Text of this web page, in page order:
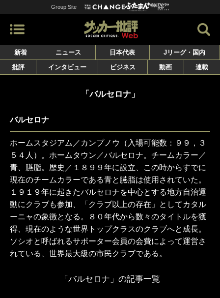
Group Site
新着 ニュース 日本代表
Jリーグ・国内
批評
インタビュー ビジネス 動画 連載
「バルセロナ」
バルセロナ
ホームスタジアム／カンプノウ（入場可能数：９９，３
５４人）。ホームタウン／バルセロナ。チームカラー／
青、臙脂。歴史／１８９９年に設立、この時からすでに
現在のチームカラーである青と臙脂は使用されていた。
１９１９年に起きたバルセロナを中心とする地方自治運
動にクラブも参加、「クラブ以上の存在」としてカタル
ーニャの象徴となる。８０年代から数々のタイトルを獲
得、現在のような世界トップクラスのクラブへと成長。
ソシオと呼ばれるサポーター会員の会費によって運営さ
れている、世界最大級の市民クラブである。
「バルセロナ」の記事一覧